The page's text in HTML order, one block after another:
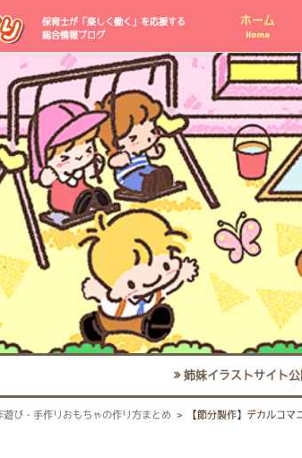
保育士が「楽しく働く」を応援する
総合情報ブログ
ホーム
Home
姉妹イラストサイト
遊び・手作りおもちゃの作り方まとめ 【節分製作】デカルコ